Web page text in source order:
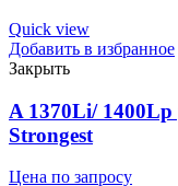
657793.0
ремень
клиновой
INDFORCE
Strongest
quantity
Quick view
Добавить в избранное
Закрыть
A 1370Li/
Strongest
Цена по запросу